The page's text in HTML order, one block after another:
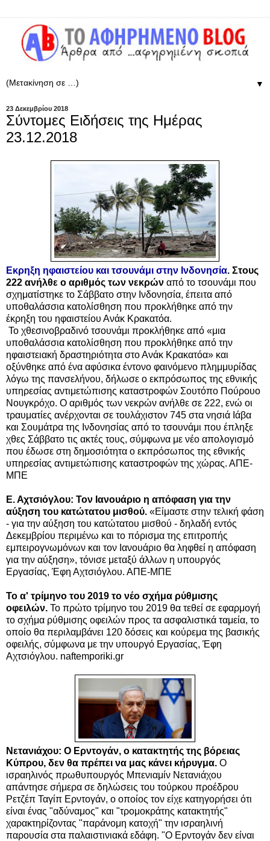
▼
23 Δεκεμβρίου 2018
Σύντομες Ειδήσεις της Ημέρας
23.12.2018
Εκρηξη ηφαιστείου και τσουνάμι στην Ινδονησία. Στους
222 ανήλθε ο αριθμός των νεκρών από το τσουνάμι που
σχηματίστηκε το Σάββατο στην Ινδονησία, έπειτα από
υποθαλάσσια κατολίσθηση που προκλήθηκε από την
έκρηξη του ηφαιστείου Ανάκ Κρακατόα.
Το χθεσινοβραδινό τσουνάμι προκλήθηκε από «μια
υποθαλάσσια κατολίσθηση που προκλήθηκε από την
ηφαιστειακή δραστηριότητα στο Ανάκ Κρακατόα» και
οξύνθηκε από ένα αφύσικα έντονο φαινόμενο πλημμυρίδας
λόγω της πανσελήνου, δήλωσε ο εκπρόσωπος της εθνικής
υπηρεσίας αντιμετώπισης καταστροφών Σουτόπο Πούρουο
Νουγκρόχο. Ο αριθμός των νεκρών ανήλθε σε 222, ενώ οι
τραυματίες ανέρχονται σε τουλάχιστον 745 στα νησιά Ιάβα
και Σουμάτρα της Ινδονησίας από το τσουνάμι που έπληξε
χθες Σάββατο τις ακτές τους, σύμφωνα με νέο απολογισμό
που έδωσε στη δημοσιότητα ο εκπρόσωπος της εθνικής
υπηρεσίας αντιμετώπισης καταστροφών της χώρας. ΑΠΕ-
ΜΠΕ
Ε. Αχτσιόγλου: Τον Ιανουάριο η απόφαση για την
αύξηση του κατώτατου μισθού. «Είμαστε στην τελική φάση
- για την αύξηση του κατώτατου μισθού - δηλαδή εντός
Δεκεμβρίου περιμένω και το πόρισμα της επιτροπής
εμπειρογνωμόνων και τον Ιανουάριο θα ληφθεί η απόφαση
για την αύξηση», τόνισε μεταξύ άλλων η υπουργός
Εργασίας, Έφη Αχτσιόγλου. ΑΠΕ-ΜΠΕ
Το α' τρίμηνο του 2019 το νέο σχήμα ρύθμισης
οφειλών. Το πρώτο τρίμηνο του 2019 θα τεθεί σε εφαρμογή
το σχήμα ρύθμισης οφειλών προς τα ασφαλιστικά ταμεία, το
οποίο θα περιλαμβάνει 120 δόσεις και κούρεμα της βασικής
οφειλής, σύμφωνα με την υπουργό Εργασίας, Έφη
Αχτσιόγλου. naftemporiki.gr
Νετανιάχου: Ο Ερντογάν, ο κατακτητής της βόρειας
Κύπρου, δεν θα πρέπει να μας κάνει κήρυγμα. Ο
ισραηλινός πρωθυπουργός Μπενιαμίν Νετανιάχου
απάντησε σήμερα σε δηλώσεις του τούρκου προέδρου
Ρετζέπ Ταγίπ Ερντογάν, ο οποίος τον είχε κατηγορήσει ότι
είναι ένας "αδύναμος" και "τρομοκράτης κατακτητής"
χαρακτηρίζοντας "παράνομη κατοχή" την ισραηλινή
παρουσία στα παλαιστινιακά εδάφη. "Ο Ερντογάν δεν είναι